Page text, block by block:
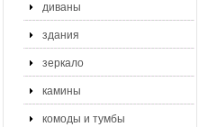
диваны
здания
зеркало
камины
комоды и тумбы